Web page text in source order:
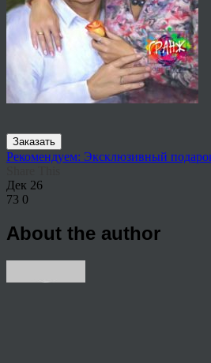
Заказать
Рекомендуем: Эксклюзивный
Дек 26
73 0
About the author